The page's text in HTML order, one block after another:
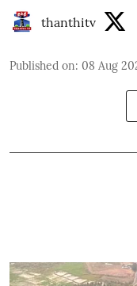
thanthitv
Published on: 08 Aug